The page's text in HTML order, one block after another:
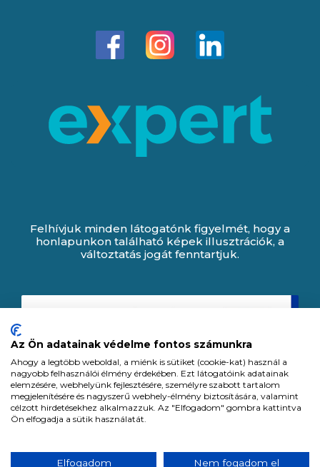
Felhívjuk minden látogatónk figyelmét, hogy a
honlapunkon található képek illusztrációk, a
változtatás jogát fenntartjuk.
Az Ön adatainak védelme fontos számunkra
Ahogy a legtöbb weboldal, a miénk is sütiket (cookie-kat) használ a
nagyobb felhasználói élmény érdekében. Ezt látogatóink adatainak
elemzésére, webhelyünk fejlesztésére, személyre szabott tartalom
megjelenítésére és nagyszerű webhely-élmény biztosítására, valamint
célzott hirdetésekhez alkalmazzuk. Az "Elfogadom" gombra kattintva
Ön elfogadja a sütik használatát.
Elfogadom Nem fogadom el